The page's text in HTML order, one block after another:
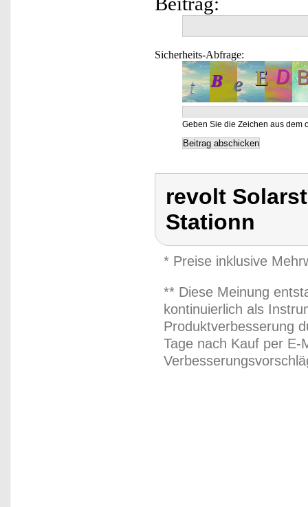
Sicherheits-Abfrage:
Geben Sie die Zeichen aus dem
revolt
Stationn
* Preise inklusive
** Diese Meinung
kontinuierlich als
Produktverbesserung
Tage nach Kauf per E-